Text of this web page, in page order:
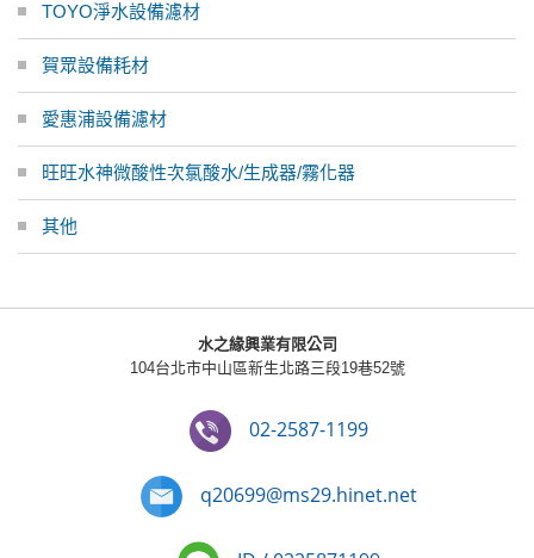
TOYO淨水設備濾材
賀眾設備耗材
愛惠浦設備濾材
旺旺水神微酸性次氯酸水/生成器/霧化器
其他
水之緣興業有限公司
104台北市中山區新生北路三段19巷52號
02-2587-1199
q20699@ms29.hinet.net